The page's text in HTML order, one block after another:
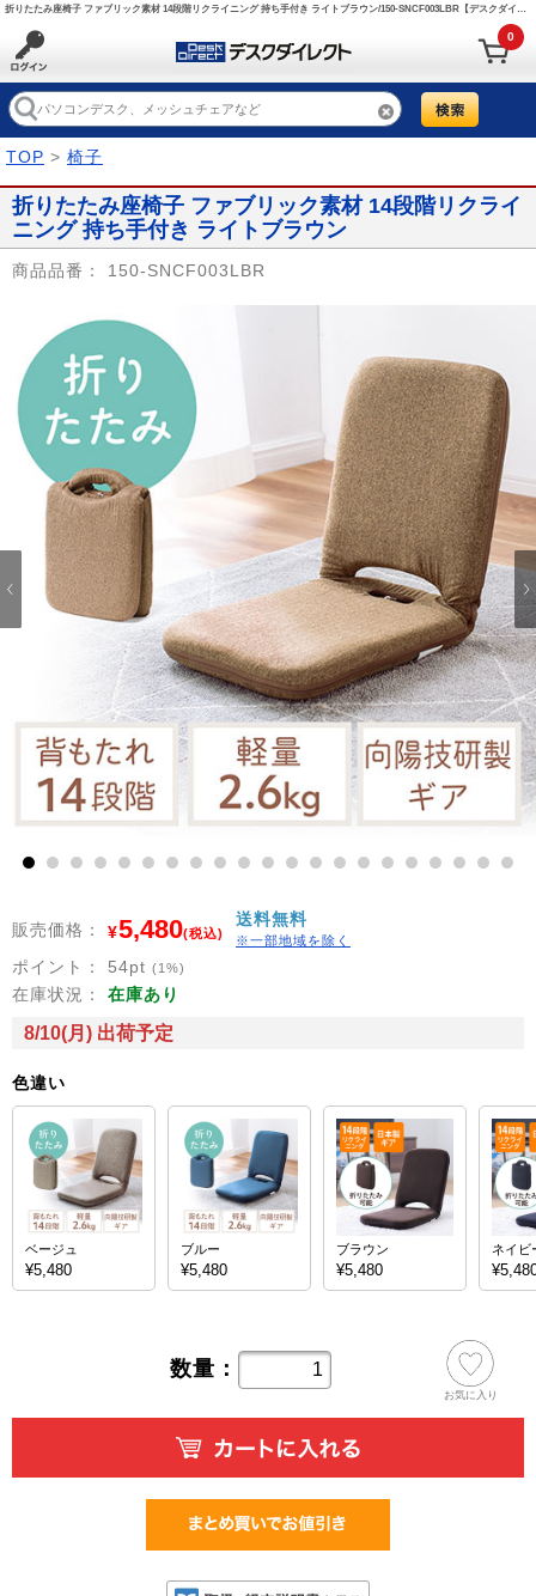
折りたたみ座椅子 ファブリック素材 14段階リクライニング 持ち手付き ライトブラウン/150-SNCF003LBR【デスクダイレクト】
0
TOP > 椅子
折りたたみ座椅子 ファブリック素材 14段階リクライ
ニング 持ち手付き ライトブラウン
商品品番： 150-SNCF003LBR
10 11 12 13 14 15 16 17 18 19 20
販売価格： ¥5,480(税込)
送料無料
※一部地域を除く
ポイント： 54pt (1%)
在庫状況： 在庫あり
8/10(月) 出荷予定
色違い
ベージュ
¥5,480
ブルー
¥5,480
ブラウン
¥5,480
ネイビ
数量：
お気に入り